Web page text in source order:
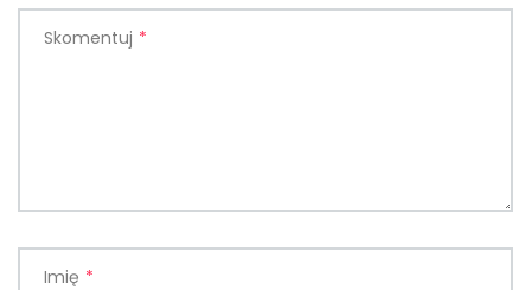
Skomentuj *
Imię *